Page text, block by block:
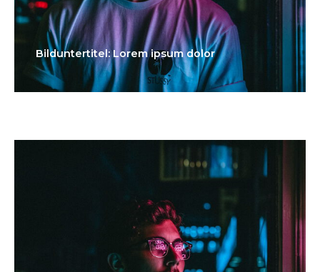
Bilduntertitel: Lorem ipsum dolor